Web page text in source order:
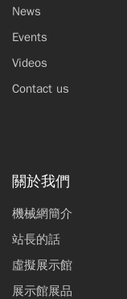
News
Events
Videos
Contact us
關於我們
機械網簡介
站長的話
虛擬展示館
展示館展品